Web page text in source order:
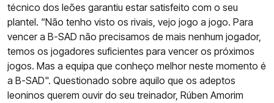
técnico dos leões garantiu estar satisfeito com o seu
plantel. “Não tenho visto os rivais, vejo jogo a jogo. Para
vencer a B-SAD não precisamos de mais nenhum jogador,
temos os jogadores suficientes para vencer os próximos
jogos. Mas a equipa que conheço melhor neste momento é
a B-SAD". Questionado sobre aquilo que os adeptos
leoninos querem ouvir do seu treinador, Rúben Amorim